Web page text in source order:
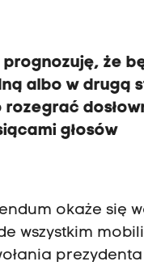
prognozuję, że
albo w drugą
rozegrać
głosów
okaże się
wszystkim